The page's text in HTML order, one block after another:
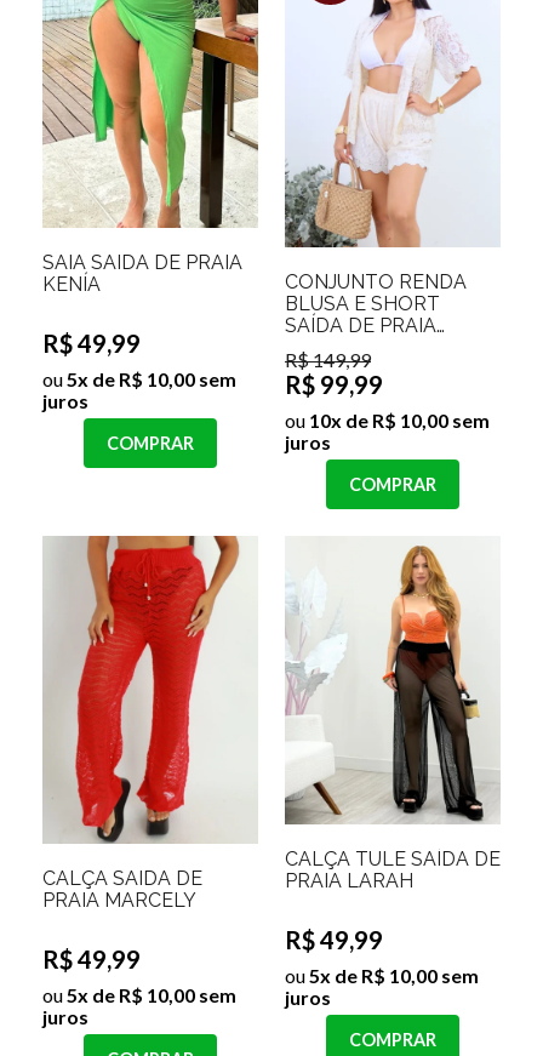
SAIA SAIDA DE PRAIA
KENÍA
R$ 49,99
ou 5x de R$ 10,00 sem
juros
COMPRAR
CONJUNTO RENDA
BLUSA E SHORT
SAÍDA DE PRAIA
LEIDIANE
R$ 149,99
R$ 99,99
ou 10x de R$ 10,00 sem
juros
COMPRAR
CALÇA SAIDA DE
PRAIA MARCELY
R$ 49,99
ou5x de R$ 10,00 sem
juros
CALÇA TULE SAÍDA DE
PRAIA LARAH
R$ 49,99
ou5x de R$ 10,00 sem
juros
COMPRAR